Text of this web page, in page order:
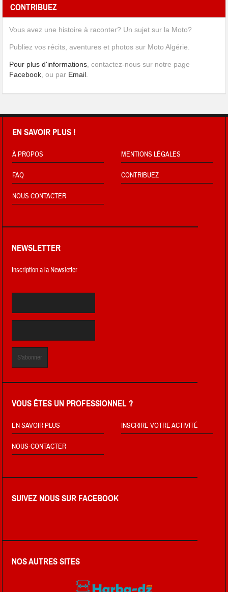
CONTRIBUEZ
Vous avez une histoire à raconter? Un sujet sur la Moto?
Publiez vos récits, aventures et photos sur Moto Algérie.
Pour plus d'informations, contactez-nous sur notre page
Facebook, ou par Email.
EN SAVOIR PLUS !
À PROPOS MENTIONS LÉGALES
FAQ CONTRIBUEZ
NOUS CONTACTER
NEWSLETTER
Inscription a la Newsletter
VOUS ÊTES UN PROFESSIONNEL ?
EN SAVOIR PLUS INSCRIRE VOTRE ACTIVITÉ
NOUS-CONTACTER
SUIVEZ NOUS SUR FACEBOOK
NOS AUTRES SITES